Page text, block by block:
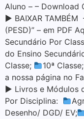
Aluno – – Download
▶ BAIXAR TAMBÉM
(PESD)” – em PDF
Secundário Por
do Ensino
Classe;
10ª Classe;
a nossa página no
▶ Livros e Módulos
Por Disciplina:
Desenho/ DGD/ EV;